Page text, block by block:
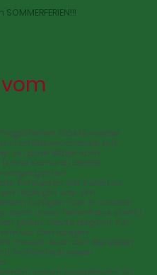
Gäste wieder
Familienwochende auf
ein paar Bilder vom
(ohne Kamera) damit
Schlüpfen der Küken zu
Highlight war. Am
lustigen Fest in unserer
auch unser Ferienhaus steht)
grillen. Heute beginnt für
vor den langen
freuen. Auch auf die vielen
hoffentlich vielen
schon ausgebucht ist,